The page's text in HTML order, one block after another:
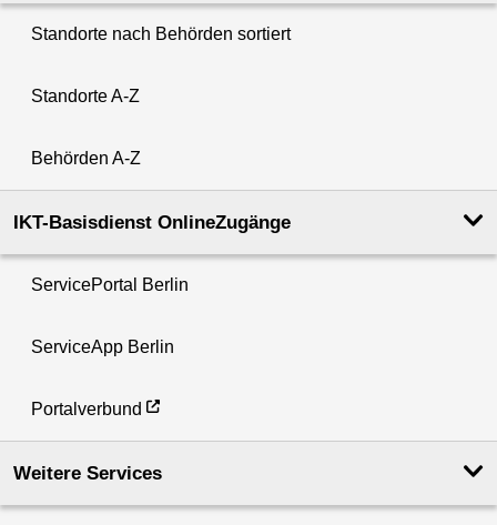
Standorte nach Behörden sortiert
Standorte A-Z
Behörden A-Z
IKT-Basisdienst OnlineZugänge
ServicePortal Berlin
ServiceApp Berlin
Portalverbund
Weitere Services